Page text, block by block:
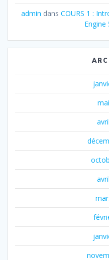
admin dans COURS 1 :
Engine